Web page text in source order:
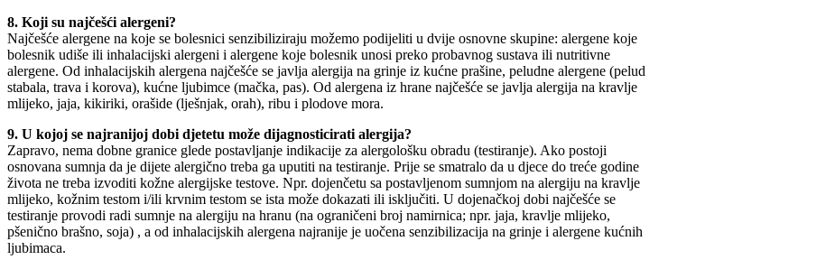
8. Koji su najčešći alergeni?
Najčešće alergene na koje se bolesnici senzibiliziraju možemo podijeliti u dvije osnovne skupine: alergene koje
bolesnik udiše ili inhalacijski alergeni i alergene koje bolesnik unosi preko probavnog sustava ili nutritivne
alergene. Od inhalacijskih alergena najčešće se javlja alergija na grinje iz kućne prašine, peludne alergene (pelud
stabala, trava i korova), kućne ljubimce (mačka, pas). Od alergena iz hrane najčešće se javlja alergija na kravlje
mlijeko, jaja, kikiriki, orašide (lješnjak, orah), ribu i plodove mora.
9. U kojoj se najranijoj dobi djetetu može dijagnosticirati alergija?
Zapravo, nema dobne granice glede postavljanje indikacije za alergološku obradu (testiranje). Ako postoji
osnovana sumnja da je dijete alergično treba ga uputiti na testiranje. Prije se smatralo da u djece do treće godine
života ne treba izvoditi kožne alergijske testove. Npr. dojenčetu sa postavljenom sumnjom na alergiju na kravlje
mlijeko, kožnim testom i/ili krvnim testom se ista može dokazati ili isključiti. U dojenačkoj dobi najčešće se
testiranje provodi radi sumnje na alergiju na hranu (na ograničeni broj namirnica; npr. jaja, kravlje mlijeko,
pšenično brašno, soja) , a od inhalacijskih alergena najranije je uočena senzibilizacija na grinje i alergene kućnih
ljubimaca.